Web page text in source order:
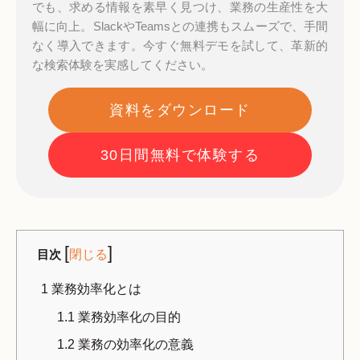
でも、求める情報を素早く見つけ、業務の生産性を大
幅に向上。SlackやTeamsとの連携もスムーズで、手間
なく導入できます。今すぐ無料デモを試して、革新的
な検索体験を実感してください。
資料をダウンロード
30日間無料で体験する
目次 [閉じる]
1 業務効率化とは
1.1 業務効率化の目的
1.2 業務の効率化の意義